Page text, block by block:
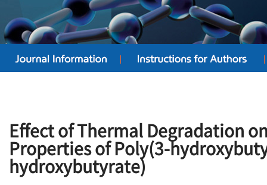
Effect of Thermal Degradation
Properties of Poly(3-
hydroxybutyrate)